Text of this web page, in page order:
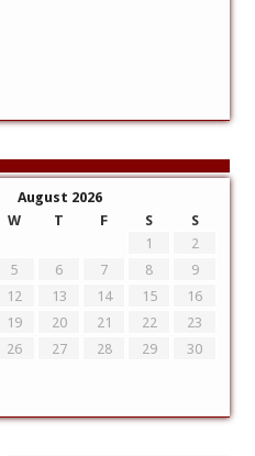
August 2026
W T F S
S
1
2
5 6 7 8
9
12 13 14 15
16
19 20 21 22
23
26 27 28 29
30